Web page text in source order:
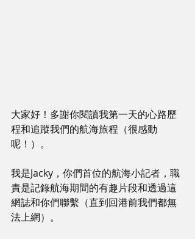
大家好！多謝你閱讀我第一天的心路歷
程和追蹤我們的航海旅程（很感動
呢！）。
我是Jacky，你們首位的航海小記者，職
責是記錄航海期間的有趣片段和透過這
網誌和你們聯繫（直到回港前我們都無
法上網）。